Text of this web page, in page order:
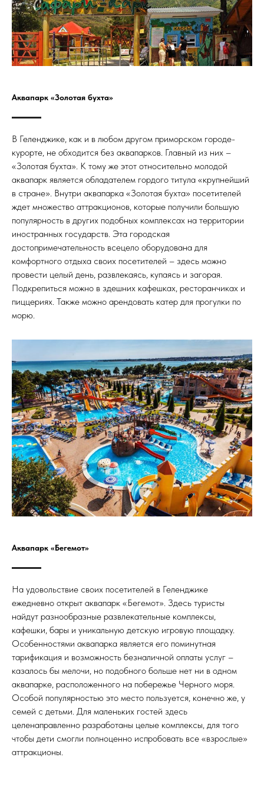
Аквапарк «Золотая бухта»
В Геленджике, как и в любом другом приморском городе-
курорте, не обходится без аквапарков. Главный из них –
«Золотая бухта». К тому же этот относительно молодой
аквапарк является обладателем гордого титула «крупнейший
в стране». Внутри аквапарка «Золотая бухта» посетителей
ждет множество аттракционов, которые получили большую
популярность в других подобных комплексах на территории
иностранных государств. Эта городская
достопримечательность всецело оборудована для
комфортного отдыха своих посетителей – здесь можно
провести целый день, развлекаясь, купаясь и загорая.
Подкрепиться можно в здешних кафешках, ресторанчиках и
пиццериях. Также можно арендовать катер для прогулки по
морю.
Аквапарк «Бегемот»
На удовольствие своих посетителей в Геленджике
ежедневно открыт аквапарк «Бегемот». Здесь туристы
найдут разнообразные развлекательные комплексы,
кафешки, бары и уникальную детскую игровую площадку.
Особенностями аквапарка является его поминутная
тарификация и возможность безналичной оплаты услуг –
казалось бы мелочи, но подобного больше нет ни в одном
аквапарке, расположенного на побережье Черного моря.
Особой популярностью это место пользуется, конечно же, у
семей с детьми. Для маленьких гостей здесь
целенаправленно разработаны целые комплексы, для того
чтобы дети смогли полноценно испробовать все «взрослые»
аттракционы.